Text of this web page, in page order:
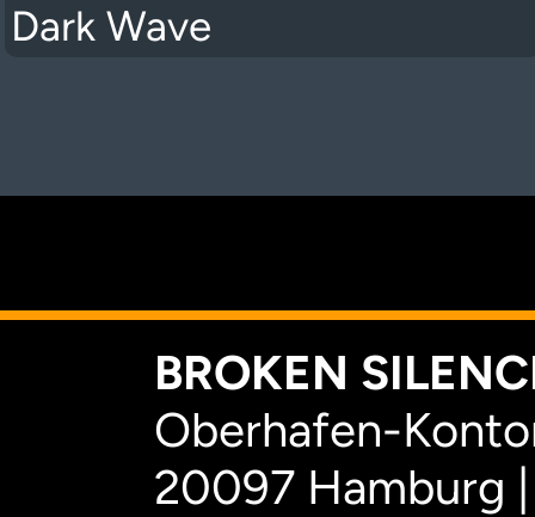
Dark Wave
BROKEN
Oberhafen-
20097 Hamburg